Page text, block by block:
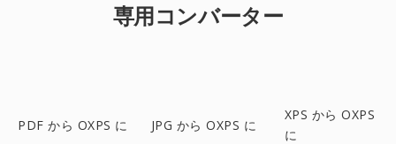
専用コンバーター
PDF から OXPS に JPG から OXPS に
XPS から OXPS
に